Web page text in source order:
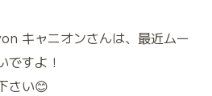
キャニオンさんは、最近ムー
ですよ！
さい😊